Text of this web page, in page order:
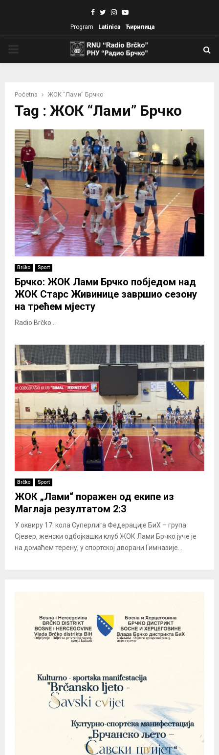
Facebook
TwitterInstagram
Youtube
Program Latinica Ћирилица
Početna ЖОК "Лами" Брчко
Tag : ЖОК “Лами” Брчко
Brčko Sport
Брчко: ЖОК Лами Брчко побједом над
ЖОК Старс Живинице завршио сезону
на трећем мјесту
Radio Brčko...
Brčko Sport
ЖОК „Лами“ поражен од екипе из
Маглаја резултатом 2:3
У оквиру 17. кола Суперлига Федерације БиХ – група
Сјевер, женски одбојкашки клуб ЖОК Лами Брчко јуче је
на домаћем терену, у спортској дворани Гимназије...